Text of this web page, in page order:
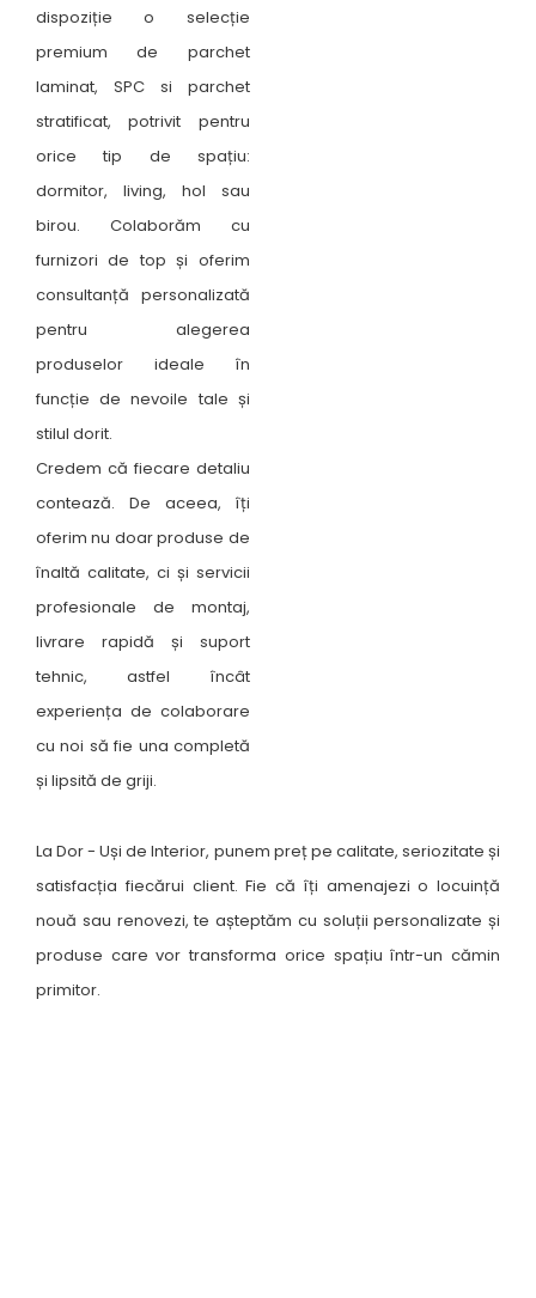
dispoziție o selecție
premium de parchet
laminat, SPC si parchet
stratificat, potrivit pentru
orice tip de spațiu:
dormitor, living, hol sau
birou. Colaborăm cu
furnizori de top și oferim
consultanță personalizată
pentru alegerea
produselor ideale în
funcție de nevoile tale și
stilul dorit.
Credem că fiecare detaliu
contează. De aceea, îți
oferim nu doar produse de
înaltă calitate, ci și servicii
profesionale de montaj,
livrare rapidă și suport
tehnic, astfel încât
experiența de colaborare
cu noi să fie una completă
și lipsită de griji.
La Dor - Uși de Interior, punem preț pe calitate, seriozitate și
satisfacția fiecărui client. Fie că îți amenajezi o locuință
nouă sau renovezi, te așteptăm cu soluții personalizate și
produse care vor transforma orice spațiu într-un cămin
primitor.